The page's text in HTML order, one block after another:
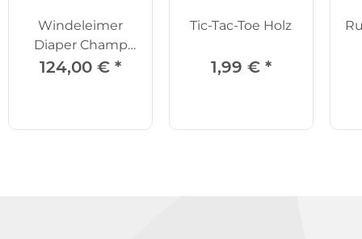
Windeleimer
Diaper Champ
Midi 80 l
124,00 € *
Tic-Tac-Toe Holz
1,99 € *